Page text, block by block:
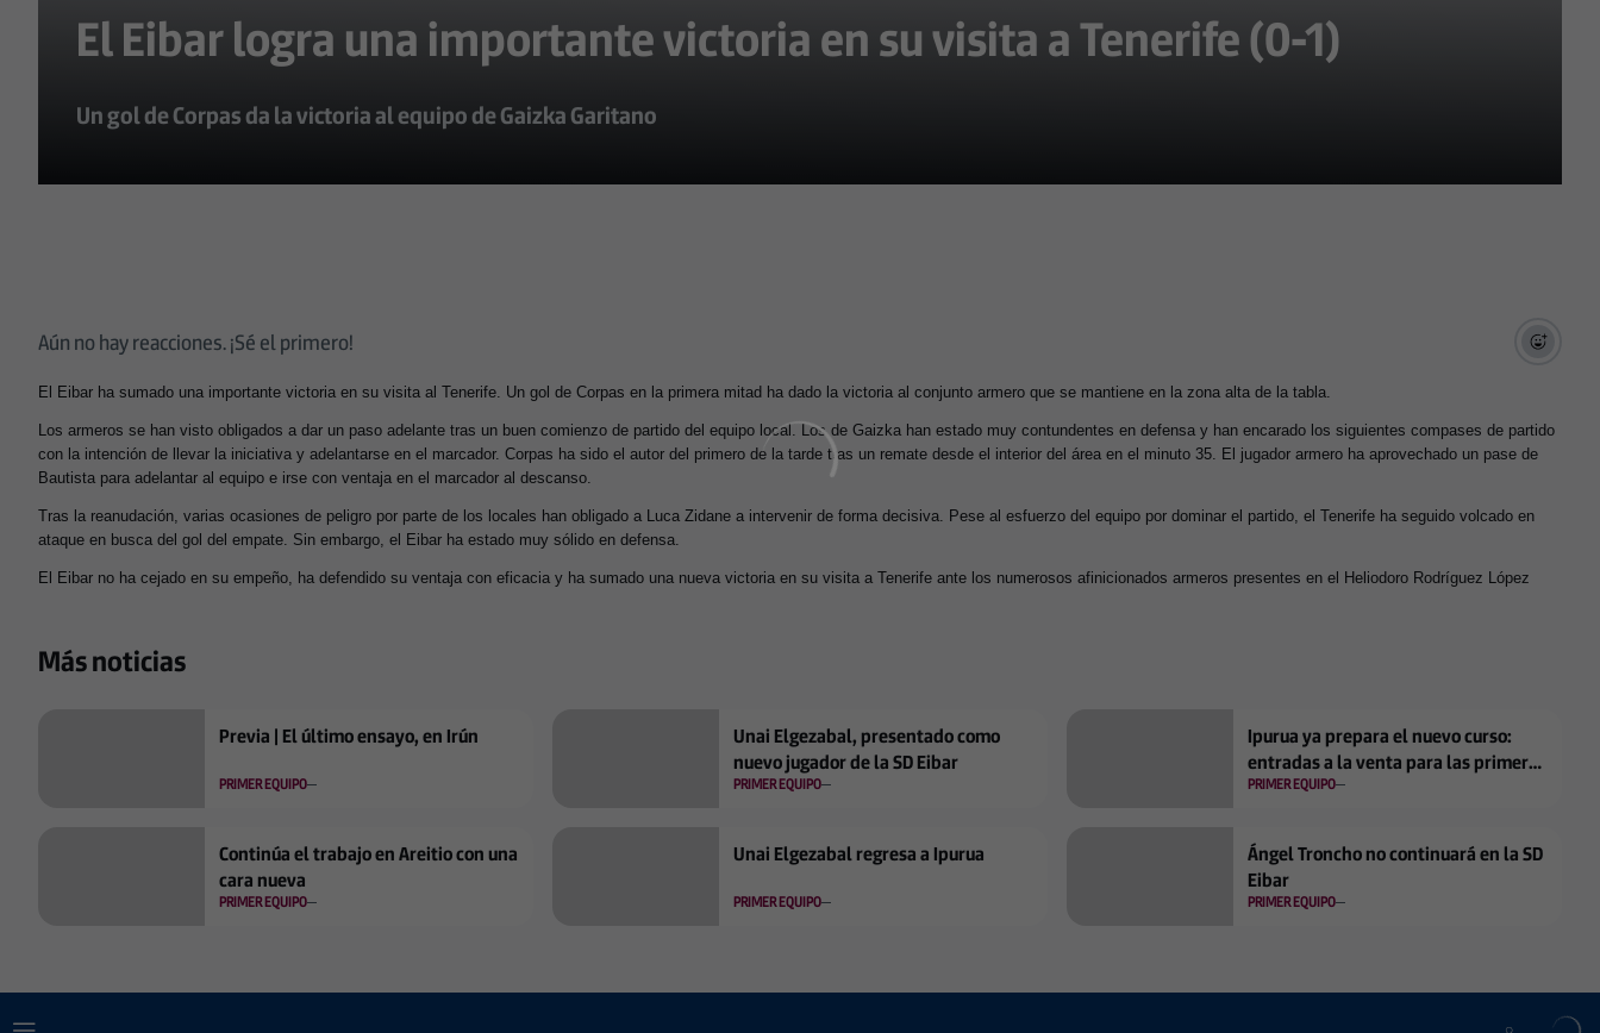
El Eibar logra una importante victoria en su visita a Tenerife (0-1)
Un gol de Corpas da la victoria al equipo de Gaizka Garitano
Aún no hay reacciones. ¡Sé el primero!
El Eibar ha sumado una importante victoria en su visita al Tenerife. Un gol de Corpas en la primera mitad ha dado la victoria al conjunto armero que se mantiene en la zona alta de la tabla.
Los armeros se han visto obligados a dar un paso adelante tras un buen comienzo de partido del equipo local. Los de Gaizka han estado muy contundentes en defensa y han encarado los siguientes compases de partido
con la intención de llevar la iniciativa y adelantarse en el marcador. Corpas ha sido el autor del primero de la tarde tras un remate desde el interior del área en el minuto 35. El jugador armero ha aprovechado un pase de
Bautista para adelantar al equipo e irse con ventaja en el marcador al descanso.
Tras la reanudación, varias ocasiones de peligro por parte de los locales han obligado a Luca Zidane a intervenir de forma decisiva. Pese al esfuerzo del equipo por dominar el partido, el Tenerife ha seguido volcado en
ataque en busca del gol del empate. Sin embargo, el Eibar ha estado muy sólido en defensa.
El Eibar no ha cejado en su empeño, ha defendido su ventaja con eficacia y ha sumado una nueva victoria en su visita a Tenerife ante los numerosos afinicionados armeros presentes en el Heliodoro Rodríguez López
Más noticias
Previa | El último ensayo, en Irún
PRIMER EQUIPO
Unai Elgezabal, presentado como
nuevo jugador de la SD Eibar
PRIMER EQUIPO
Ipurua ya prepara el nuevo curso:
entradas a la venta para las primeras
jornadas
PRIMER EQUIPO
Continúa el trabajo en Areitio con una
cara nueva
PRIMER EQUIPO
Unai Elgezabal regresa a Ipurua
PRIMER EQUIPO
Ángel Troncho no continuará en la SD
Eibar
PRIMER EQUIPO